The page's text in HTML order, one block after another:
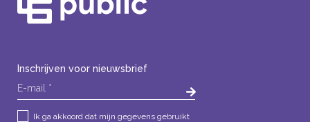
Inschrijven voor nieuwsbrief
Ik ga akkoord dat mijn gegevens gebruikt